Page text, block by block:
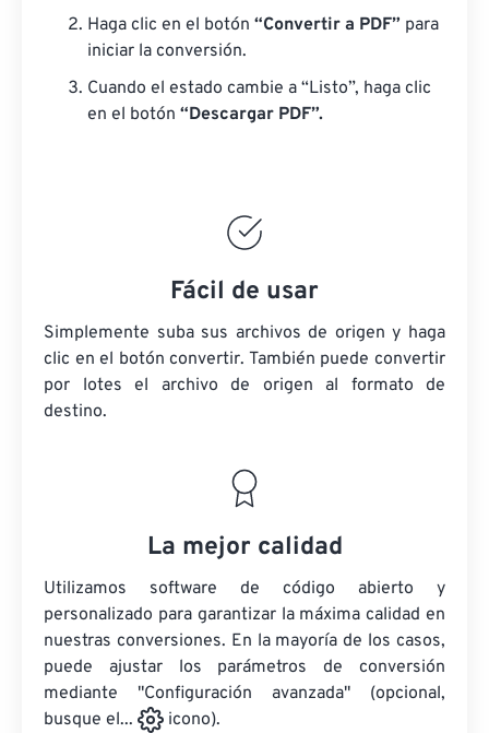
Haga clic en el botón “Convertir a PDF” para
iniciar la conversión.
Cuando el estado cambie a “Listo”, haga clic
en el botón “Descargar PDF”.
Fácil de usar
Simplemente suba sus archivos de origen y haga
clic en el botón convertir. También puede convertir
por lotes el archivo de origen al formato de
destino.
La mejor calidad
Utilizamos software de código abierto y
personalizado para garantizar la máxima calidad en
nuestras conversiones. En la mayoría de los casos,
puede ajustar los parámetros de conversión
mediante "Configuración avanzada" (opcional,
busque el...
icono).